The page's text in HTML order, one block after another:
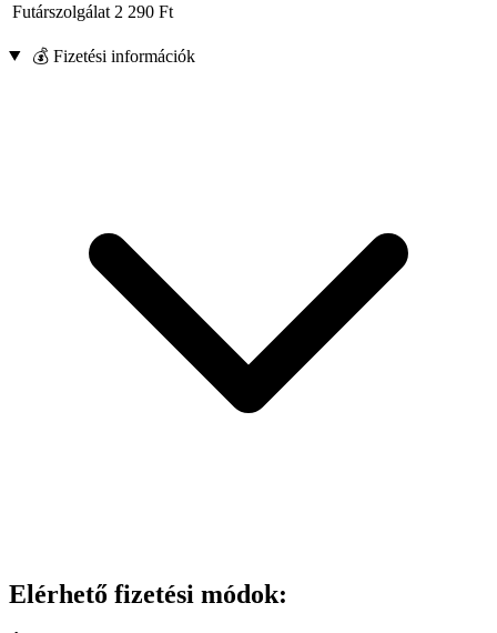
Futárszolgálat 2 290 Ft
💰 Fizetési információk
Elérhető fizetési módok: